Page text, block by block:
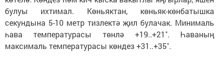
булуы ихтимал. Көньяктан, көньяк-көнбатышка
секундына 5-10 метр тизлектә җил булачак. Минималь
һава температурасы төнлә +19..+21˚. Һаваның
максималь температурасы көндез +31..+35˚.